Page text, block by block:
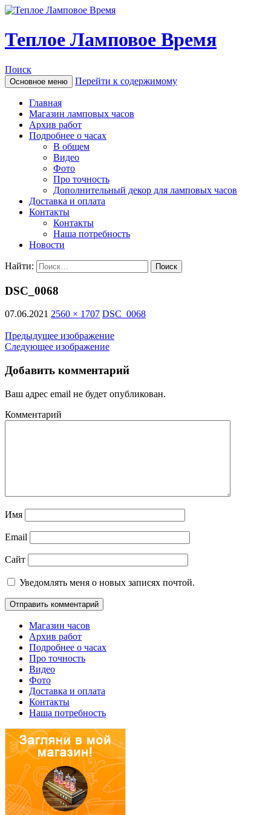
Теплое Ламповое Время
Поиск
Основное меню Перейти к содержимому
Главная
Магазин ламповых часов
Архив работ
Подробнее о часах
В общем
Видео
Фото
Про точность
Дополнительный декор для ламповых часов
Доставка и оплата
Контакты
Контакты
Наша потребность
Новости
Найти:
DSC_0068
07.06.2021 2560 × 1707 DSC_0068
Предыдущее изображение
Следующее изображение
Добавить комментарий
Ваш адрес email не будет опубликован.
Комментарий
Имя
Email
Сайт
Уведомлять меня о новых записях почтой.
Магазин часов
Архив работ
Подробнее о часах
Про точность
Видео
Фото
Доставка и оплата
Контакты
Наша потребность